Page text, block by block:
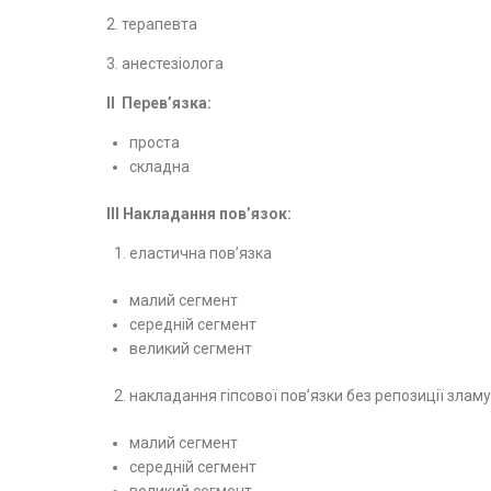
2. терапевта
3. анестезіолога
ІІ Перев’язка:
проста
складна
ІІІ Накладання пов’язок:
еластична пов’язка
малий сегмент
середній сегмент
великий сегмент
накладання гіпсової пов’язки без репозиції
малий сегмент
середній сегмент